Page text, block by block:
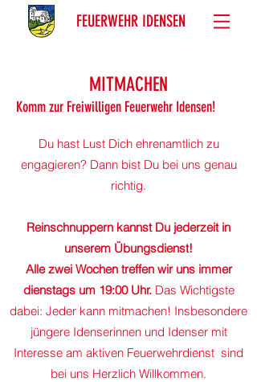
FEUERWEHR IDENSEN
MITMACHEN
Komm zur Freiwilligen Feuerwehr Idensen!
Du hast Lust Dich ehrenamtlich zu
engagieren? Dann bist Du bei uns genau
richtig.
Reinschnuppern kannst Du jederzeit in
unserem Übungsdienst!
Alle zwei Wochen treffen wir uns immer
dienstags um 19:00 Uhr. Das Wichtigste
dabei: Jeder kann mitmachen! Insbesondere
jüngere Idenserinnen und Idenser mit
Interesse am aktiven Feuerwehrdienst sind
bei uns Herzlich Willkommen.